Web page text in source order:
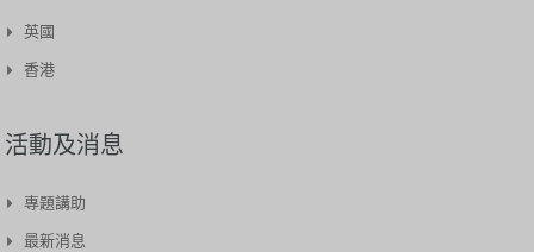
英國
香港
活動及消息
專題講助
最新消息